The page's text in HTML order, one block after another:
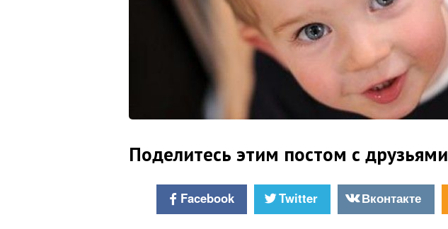
Поделитесь этим постом с друзьями
Facebook Twitter Вконтакте